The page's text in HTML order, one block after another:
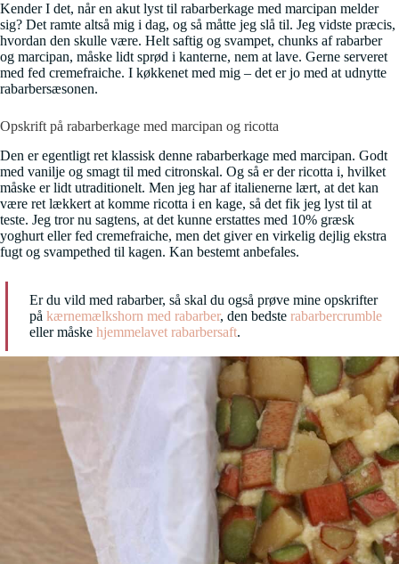
Kender I det, når en akut lyst til rabarberkage med marcipan melder
sig? Det ramte altså mig i dag, og så måtte jeg slå til. Jeg vidste præcis,
hvordan den skulle være. Helt saftig og svampet, chunks af rabarber
og marcipan, måske lidt sprød i kanterne, nem at lave. Gerne serveret
med fed cremefraiche. I køkkenet med mig – det er jo med at udnytte
rabarbersæsonen.
Opskrift på rabarberkage med marcipan og ricotta
Den er egentligt ret klassisk denne rabarberkage med marcipan. Godt
med vanilje og smagt til med citronskal. Og så er der ricotta i, hvilket
måske er lidt utraditionelt. Men jeg har af italienerne lært, at det kan
være ret lækkert at komme ricotta i en kage, så det fik jeg lyst til at
teste. Jeg tror nu sagtens, at det kunne erstattes med 10% græsk
yoghurt eller fed cremefraiche, men det giver en virkelig dejlig ekstra
fugt og svampethed til kagen. Kan bestemt anbefales.
Er du vild med rabarber, så skal du også prøve mine opskrifter
på kærnemælkshorn med rabarber, den bedste rabarbercrumble
eller måske hjemmelavet rabarbersaft.